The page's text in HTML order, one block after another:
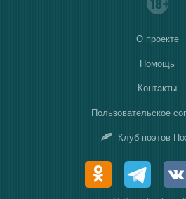
О проекте
Помощь
Контакты
Пользовательское
Клуб поэтов